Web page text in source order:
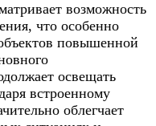
возможность
что особенно
повышенной
освещать
встроенному
облегчает